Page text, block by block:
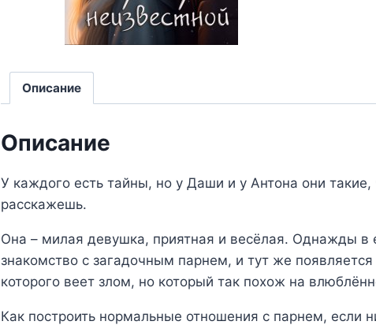
Описание
Описание
У каждого есть тайны, но у Даши и у Антона они
расскажешь.
Она – милая девушка, приятная и весёлая. Однажды в
знакомство с загадочным парнем, и тут же
которого веет злом, но который так похож на
Как построить нормальные отношения с парнем, если